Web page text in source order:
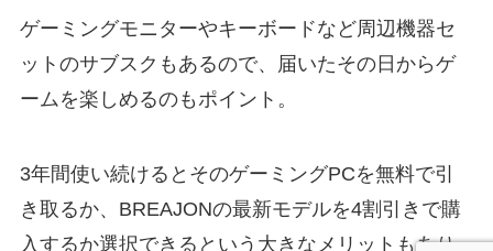
ゲーミングモニターやキーボードなど周辺機器セ
ットのサブスクもあるので、届いたその日からゲ
ームを楽しめるのもポイント。
3年間使い続けるとそのゲーミングPCを無料で引
き取るか、BREAJONの最新モデルを4割引きで購
入するか選択できるという大きなメリットもあり